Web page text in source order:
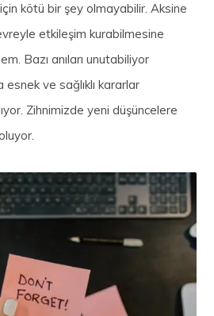
kötü bir şey olmayabilir. Aksine
etkileşim kurabilmesine
Bazı anıları unutabiliyor
esnek ve sağlıklı kararlar
Zihnimizde yeni düşüncelere